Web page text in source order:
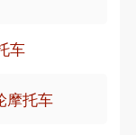
车
摩托车